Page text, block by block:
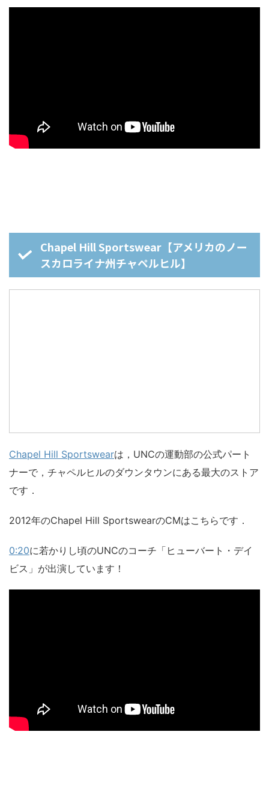
Chapel Hill Sportswear【アメリカのノー
スカロライナ州チャペルヒル】
Chapel Hill Sportswearは，UNCの運動部の公式パート
ナーで，チャペルヒルのダウンタウンにある最大のストア
です．
2012年のChapel Hill SportswearのCMはこちらです．
0:20に若かりし頃のUNCのコーチ「ヒューバート・デイ
ビス」が出演しています！